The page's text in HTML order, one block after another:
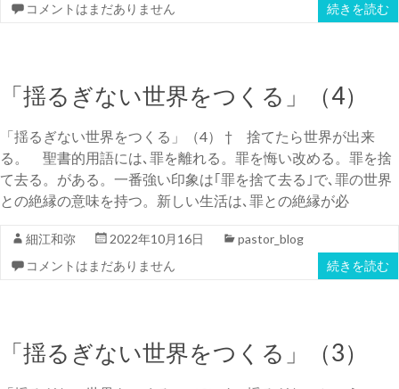
コメントはまだありません
続きを読む
「揺るぎない世界をつくる」（4）
「揺るぎない世界をつくる」（4） † 捨てたら世界が出来
る。 聖書的用語には､罪を離れる。罪を悔い改める。罪を捨
て去る。がある。一番強い印象は｢罪を捨て去る｣で､罪の世界
との絶縁の意味を持つ。新しい生活は､罪との絶縁が必
細江和弥 2022年10月16日
pastor_blog
コメントはまだありません
続きを読む
「揺るぎない世界をつくる」（3）